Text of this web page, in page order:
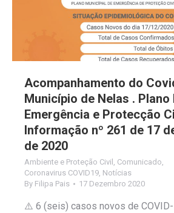
Acompanhamento do
Município de Nelas .
Emergência e Protecção
Informação nº 261 de 17
de 2020
Ambiente e Proteção Civil , Comunicado,
Coronavirus COVID19, Notícias
By Filipa Pais 17 Dezembro 2020
⚠️ 6 (seis) casos novos de